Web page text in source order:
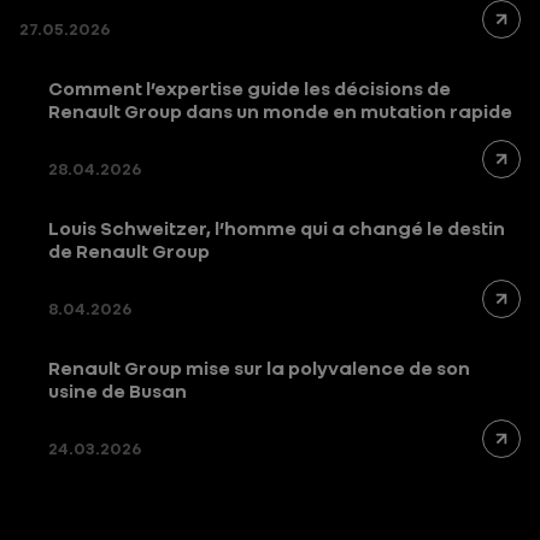
27.05.2026
Comment l’expertise guide les décisions de
Renault Group dans un monde en mutation rapide
28.04.2026
Louis Schweitzer, l’homme qui a changé le destin
de Renault Group
8.04.2026
Renault Group mise sur la polyvalence de son
usine de Busan
24.03.2026